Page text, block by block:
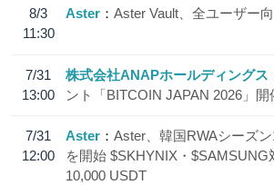
8/3
11:30
Aster Aster Vault、全ユーザー
7/31
13:00
株式会社ANAPホールディングス
ント「BITCOIN JAPAN 2026」開
7/31
12:00
Aster
Aster、韓国RWAシーズ
を開始 $SKHYNIX・$SAMSUNG
10,000 USDT